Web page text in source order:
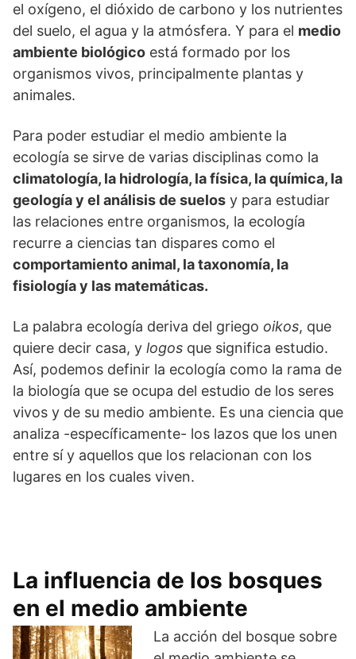
el oxígeno, el dióxido de carbono y los nutrientes
del suelo, el agua y la atmósfera. Y para el medio
ambiente biológico está formado por los
organismos vivos, principalmente plantas y
animales.
Para poder estudiar el medio ambiente la
ecología se sirve de varias disciplinas como la
climatología, la hidrología, la física, la química, la
geología y el análisis de suelos y para estudiar
las relaciones entre organismos, la ecología
recurre a ciencias tan dispares como el
comportamiento animal, la taxonomía, la
fisiología y las matemáticas.
La palabra ecología deriva del griego oikos, que
quiere decir casa, y logos que significa estudio.
Así, podemos definir la ecología como la rama de
la biología que se ocupa del estudio de los seres
vivos y de su medio ambiente. Es una ciencia que
analiza -específicamente- los lazos que los unen
entre sí y aquellos que los relacionan con los
lugares en los cuales viven.
La influencia de los bosques
en el medio ambiente
La acción del bosque sobre